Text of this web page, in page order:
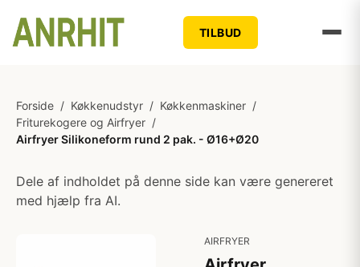
TILBUD
Forside / Køkkenudstyr / Køkkenmaskiner /
Friturekogere og Airfryer /
Airfryer Silikoneform rund 2 pak. - Ø16+Ø20
Dele af indholdet på denne side kan være genereret
med hjælp fra AI.
AIRFRYER